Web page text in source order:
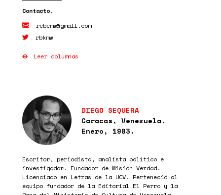
rebemw@gmail.com
rbkmw
Leer columnas
DIEGO SEQUERA
Caracas, Venezuela.
Enero, 1983.
Escritor, periodista, analista político e
investigador. Fundador de Misión Verdad.
Licenciado en Letras de la UCV. Perteneció al
equipo fundador de la Editorial El Perro y la